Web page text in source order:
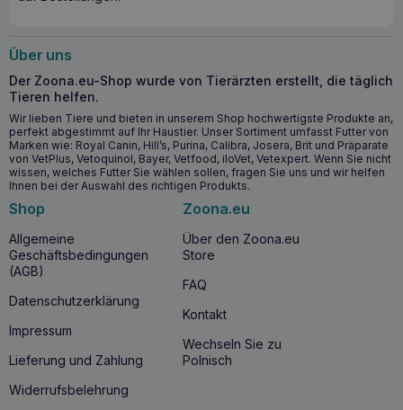
Über uns
Der Zoona.eu-Shop wurde von Tierärzten erstellt, die täglich
Tieren helfen.
Wir lieben Tiere und bieten in unserem Shop hochwertigste Produkte an,
perfekt abgestimmt auf Ihr Haustier. Unser Sortiment umfasst Futter von
Marken wie: Royal Canin, Hill’s, Purina, Calibra, Josera, Brit und Präparate
von VetPlus, Vetoquinol, Bayer, Vetfood, iloVet, Vetexpert. Wenn Sie nicht
wissen, welches Futter Sie wählen sollen, fragen Sie uns und wir helfen
Ihnen bei der Auswahl des richtigen Produkts.
Shop
Allgemeine
Geschäftsbedingungen
(AGB)
Datenschutzerklärung
Impressum
Lieferung und Zahlung
Widerrufsbelehrung
Zoona.eu
Über den Zoona.eu
Store
FAQ
Kontakt
Wechseln Sie zu
Polnisch